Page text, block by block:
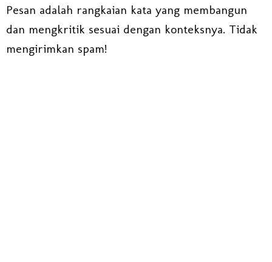
Pesan adalah rangkaian kata yang membangun
dan mengkritik sesuai dengan konteksnya. Tidak
mengirimkan spam!